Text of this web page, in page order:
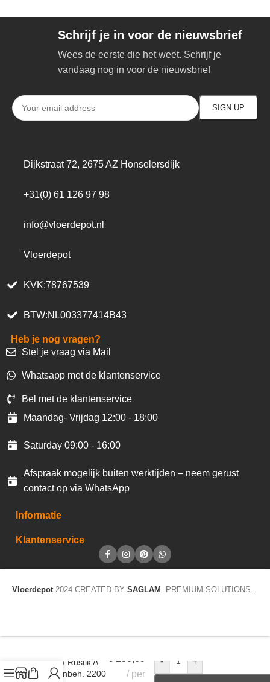
Schrijf je in voor de nieuwsbrief
Wees de eerste die het weet. Schrijf je
vandaag nog in voor de nieuwsbrief
Dijkstraat 72, 2675 AZ Honselersdijk
+31(0) 61 126 97 98
info@vloerdepot.nl
Vloerdepot
KVK:78767539
BTW:NL003377414B43
Heb je nog vragen?
Stel je vraag via Mail
Whatsapp met de klantenservice
Bel met de klantenservice
Maandag- Vrijdag 12:00 - 18:00
Saturday 09:00 - 16:00
Afspraak mogelijk buiten werktijden – neem gerust
contact op via WhatsApp
Informatie
Klantenservice
Vloerdepot 2024 CREATED BY SAGLAM . PREMIUM SOLUTIONS.
Natur / Rustik A
9+4 Onbeh. 2200
€ 250,69
per
- +